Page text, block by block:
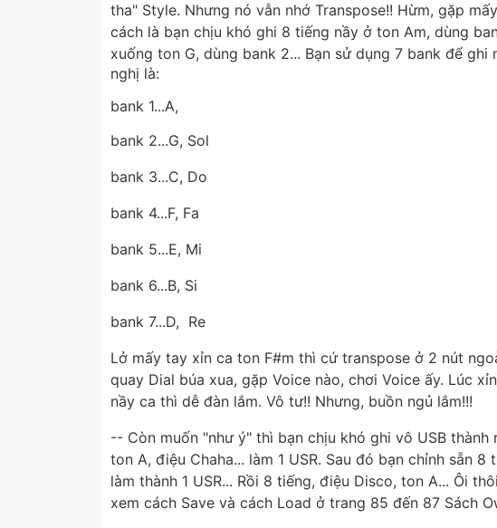
tha" Style. Nhưng nó vẫn nhớ Transpose!! Hừm, gặp
cách là bạn chịu khó ghi 8 tiếng nầy ở ton Am, dùng
xuống ton G, dùng bank 2... Bạn sử dụng 7 bank để
nghị là:
bank 1...A,
bank 2...G, Sol
bank 3...C, Do
bank 4...F, Fa
bank 5...E, Mi
bank 6...B, Si
bank 7...D, Re
Lở mấy tay xỉn ca ton F#m thì cứ transpose ở 2 nút
quay Dial búa xua, gặp Voice nào, chơi Voice ấy. Lúc
nầy ca thì dễ đàn lắm. Vô tư!! Nhưng, buồn ngủ lắm!!!
-- Còn muốn "như ý" thì bạn chịu khó ghi vô USB thành
ton A, điệu Chaha... làm 1 USR. Sau đó bạn chỉnh sẵn
làm thành 1 USR... Rồi 8 tiếng, điệu Disco, ton A... Ôi
xem cách Save và cách Load ở trang 85 đến 87 Sách